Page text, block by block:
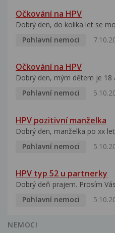
Očkování na HPV
Dobrý den, do kolika let se
Pohlavní nemoci
Očkování na HPV
Dobrý den, mým dětem je 18
Pohlavní nemoci
HPV pozitivní manželka
Dobrý den, manželka po xx
Pohlavní nemoci
HPV typ 52 u partnerky
Dobrý deň prajem. Prosím
Pohlavní nemoci
NEMOCI